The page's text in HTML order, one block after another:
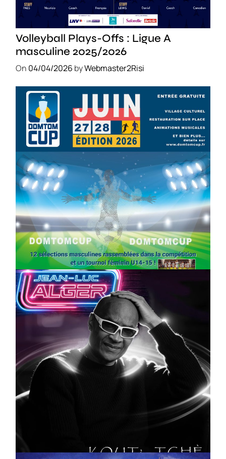
Volleyball Plays-Offs : Ligue A
masculine 2025/2026
On 04/04/2026 byWebmaster2Risi
SPORT COMPÉTITIONS FOOTBALL JEUNESSE & SPORTS
Foot : la DTC 2026 approche
On03/04/2026byWebmaster2Risi
CULTURE
Artiste W2R : Jean Luc ALGER
On